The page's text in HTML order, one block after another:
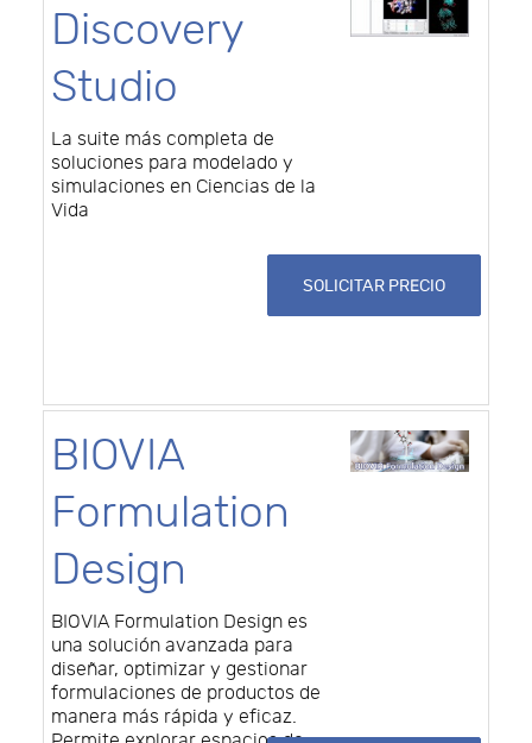
Discovery
Studio
La suite más completa de
soluciones para modelado y
simulaciones en Ciencias de la
Vida
SOLICITAR PRECIO
BIOVIA
Formulation
Design
BIOVIA Formulation Design es
una solución avanzada para
diseñar, optimizar y gestionar
formulaciones de productos de
manera más rápida y eficaz.